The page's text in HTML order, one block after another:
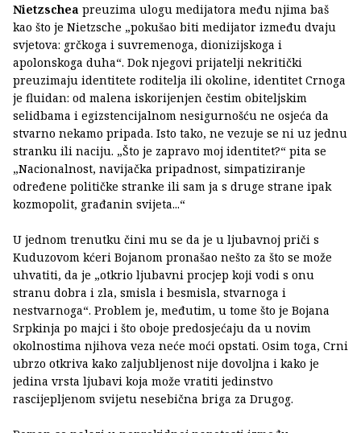
Nietzschea preuzima ulogu medijatora među njima baš
kao što je Nietzsche „pokušao biti medijator između dvaju
svjetova: grčkoga i suvremenoga, dionizijskoga i
apolonskoga duha“. Dok njegovi prijatelji nekritički
preuzimaju identitete roditelja ili okoline, identitet Crnoga
je fluidan: od malena iskorijenjen čestim obiteljskim
selidbama i egizstencijalnom nesigurnošću ne osjeća da
stvarno nekamo pripada. Isto tako, ne vezuje se ni uz jednu
stranku ili naciju. „Što je zapravo moj identitet?“ pita se
„Nacionalnost, navijačka pripadnost, simpatiziranje
određene političke stranke ili sam ja s druge strane ipak
kozmopolit, građanin svijeta...“
U jednom trenutku čini mu se da je u ljubavnoj priči s
Kuduzovom kćeri Bojanom pronašao nešto za što se može
uhvatiti, da je „otkrio ljubavni procjep koji vodi s onu
stranu dobra i zla, smisla i besmisla, stvarnoga i
nestvarnoga“. Problem je, međutim, u tome što je Bojana
Srpkinja po majci i što oboje predosjećaju da u novim
okolnostima njihova veza neće moći opstati. Osim toga, Crni
ubrzo otkriva kako zaljubljenost nije dovoljna i kako je
jedina vrsta ljubavi koja može vratiti jedinstvo
rascijepljenom svijetu nesebična briga za Drugog.